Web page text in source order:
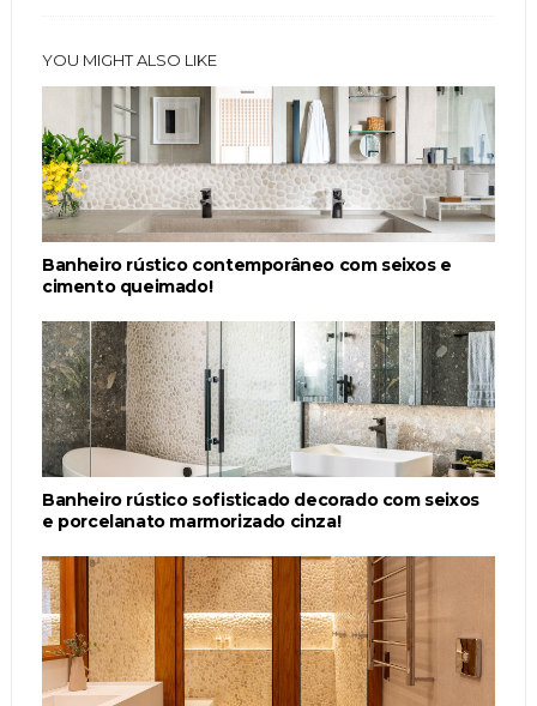
YOU MIGHT ALSO LIKE
Banheiro rústico contemporâneo com seixos e
cimento queimado!
Banheiro rústico sofisticado decorado com seixos
e porcelanato marmorizado cinza!